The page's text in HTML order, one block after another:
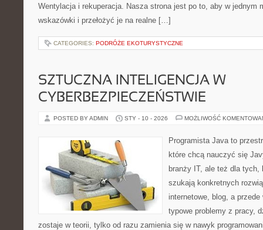
Wentylacja i rekuperacja. Nasza strona jest po to, aby w jednym
wskazówki i przełożyć je na realne […]
CATEGORIES: PODRÓŻE EKOTURYSTYCZNE
SZTUCZNA INTELIGENCJA W
CYBERBEZPIECZEŃSTWIE
POSTED BY ADMIN STY - 10 - 2026 MOŻLIWOŚĆ
Programista Java to
które chcą nauczyć się
branży IT, ale też dla
szukają konkretnych
internetowe, blog, a
typowe problemy z pracy,
zostaje w teorii, tylko od razu zamienia się w nawyk